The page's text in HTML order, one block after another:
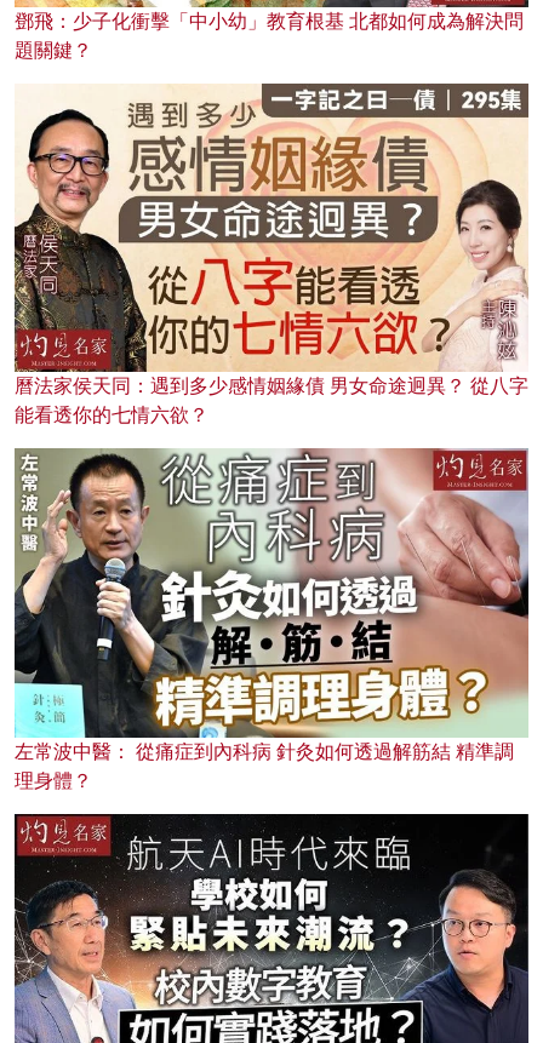
鄧飛：少子化衝擊「中小幼」教育根基 北都如何成為解決問
題關鍵？
曆法家侯天同：遇到多少感情姻緣債 男女命途迥異？ 從八字
能看透你的七情六欲？
左常波中醫： 從痛症到內科病 針灸如何透過解筋結 精準調
理身體？